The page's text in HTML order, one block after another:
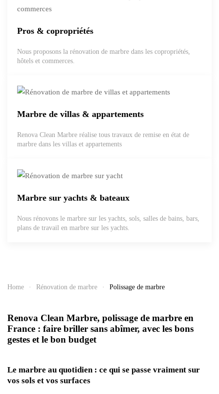
Pros & copropriétés
Nous proposons la rénovation de marbre dans les copropriétés,
hôtels et commerces.
Marbre de villas & appartements
Renova Clean Marbre réalise tous travaux de remise en état de
marbre dans les villas et appartements
Marbre sur yachts & bateaux
Nous rénovons le marbre sur les yachts, sols, salles de bains, bars,
plans de travail en marbre sur les yachts.
Home Rénovation de marbre Polissage de marbre
Renova Clean Marbre, polissage de marbre en
France : faire briller sans abîmer, avec les bons
gestes et le bon budget
Le marbre au quotidien : ce qui se passe vraiment sur
vos sols et vos surfaces